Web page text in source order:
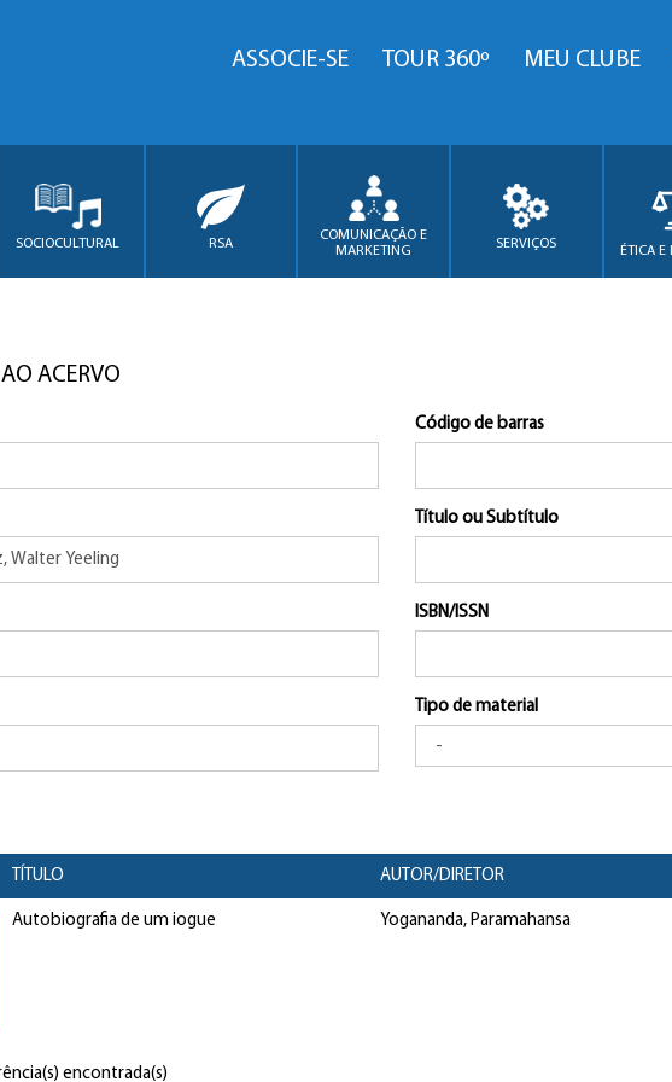
ASSOCIE-SE TOUR 360º MEU CLUBE
SOCIOCULTURAL RSA
COMUNICAÇÃO E
MARKETING
SERVIÇOS ÉTICA E
ACERVO
Código de barras
Título ou Subtítulo
ISBN/ISSN
Tipo de material
TÍTULO AUTOR/DIRETOR
Autobiografia de um iogue Yogananda, Paramahansa
encontrada(s)